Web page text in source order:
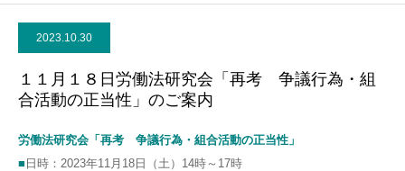
2023.10.30
１１月１８日労働法研究会「再考 争議行為・組
合活動の正当性」のご案内
労働法研究会「再考 争議行為・組合活動の正当性」
■ 日時：2023年11月18日（土）14時～17時